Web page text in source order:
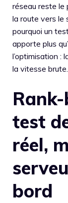
réseau reste le
la route vers le
pourquoi un
apporte plus
l’optimisation :
la vitesse brute.
test
réel,
bord